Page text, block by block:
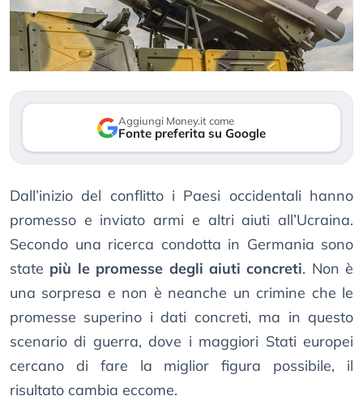
Aggiungi Money.it come
Fonte preferita su Google
Dall’inizio del conflitto i Paesi occidentali hanno
promesso e inviato armi e altri aiuti all’Ucraina.
Secondo una ricerca condotta in Germania sono
state più le promesse degli aiuti concreti. Non è
una sorpresa e non è neanche un crimine che le
promesse superino i dati concreti, ma in questo
scenario di guerra, dove i maggiori Stati europei
cercano di fare la miglior figura possibile, il
risultato cambia eccome.